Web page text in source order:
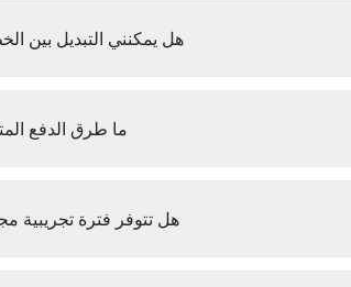
هل يمكنني التبديل بين
ما طرق الدفع
هل تتوفر فترة تجريبية